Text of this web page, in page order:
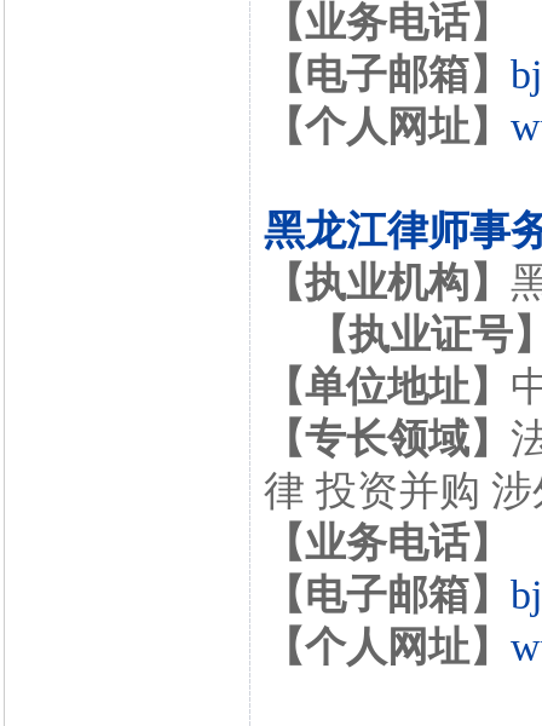
【业务电话】
【电子邮箱】
【个人网址】
黑龙江律师事
【执业机构】
【执业证号
【单位地址】
【专长领域】
律 投资并购
【业务电话】
【电子邮箱】
【个人网址】